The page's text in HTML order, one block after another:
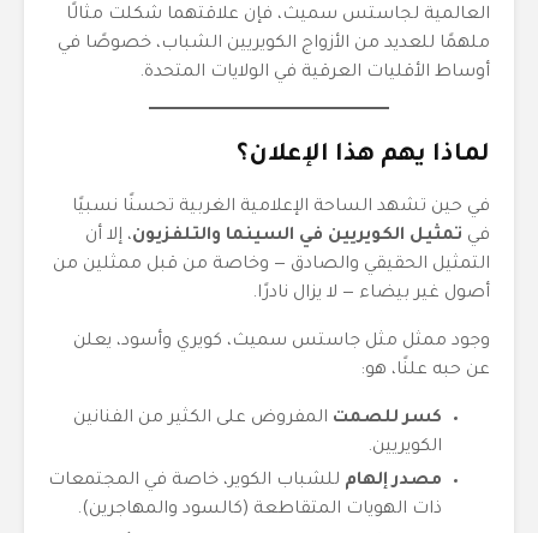
العالمية لجاستس سميث، فإن علاقتهما شكلت مثالًا
ملهمًا للعديد من الأزواج الكويريين الشباب، خصوصًا في
أوساط الأقليات العرقية في الولايات المتحدة.
لماذا يهم هذا الإعلان؟
في حين تشهد الساحة الإعلامية الغربية تحسنًا نسبيًا
في تمثيل الكويريين في السينما والتلفزيون، إلا أن
التمثيل الحقيقي والصادق — وخاصة من قبل ممثلين من
أصول غير بيضاء — لا يزال نادرًا.
وجود ممثل مثل جاستس سميث، كويري وأسود، يعلن
عن حبه علنًا، هو:
كسر للصمت المفروض على الكثير من الفنانين
الكويريين.
مصدر إلهام للشباب الكوير، خاصة في المجتمعات
ذات الهويات المتقاطعة (كالسود والمهاجرين).